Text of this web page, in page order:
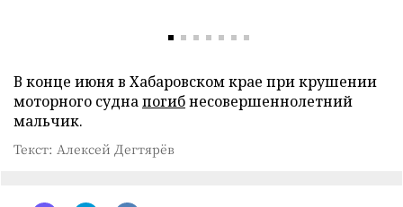
В конце июня в Хабаровском крае при крушении
моторного суднапогибнесовершеннолетний
мальчик.
Текст: Алексей Дегтярёв